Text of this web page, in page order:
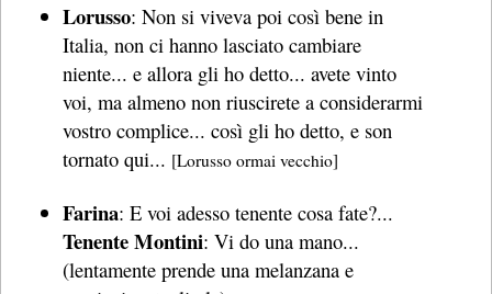
Lorusso: Non si viveva poi così bene in
Italia, non ci hanno lasciato cambiare
niente... e allora gli ho detto... avete vinto
voi, ma almeno non riuscirete a considerarmi
vostro complice... così gli ho detto, e son
tornato qui... [Lorusso ormai vecchio]
Farina: E voi adesso tenente cosa fate?...
Tenente Montini: Vi do una mano...
(lentamente prende una melanzana e